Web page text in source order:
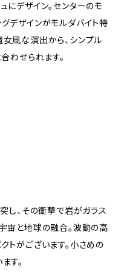
にデザイン。センターのモ
デザインがモルダバイト特
風な演出から、シンプル
わせられます。
し、その衝撃で岩がガラス
宙と地球の融合。波動の高
トがございます。小さめの
す。